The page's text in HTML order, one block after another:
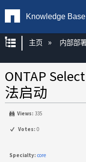
Knowledge Base
扩展/隐缩全
主页 内部部
ONTAP
法启动
Views: 335
Votes: 0
Specialty: core